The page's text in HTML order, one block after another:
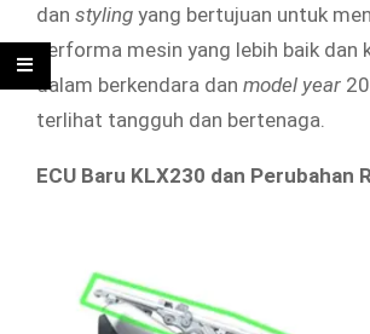
dan styling yang bertujuan untuk
performa mesin yang lebih baik dan
dalam berkendara dan model year
terlihat tangguh dan bertenaga.
ECU Baru KLX230 dan Perubahan